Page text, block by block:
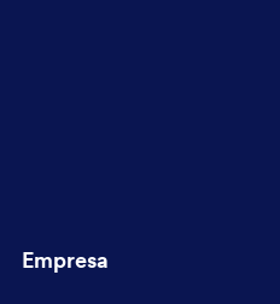
Empresa